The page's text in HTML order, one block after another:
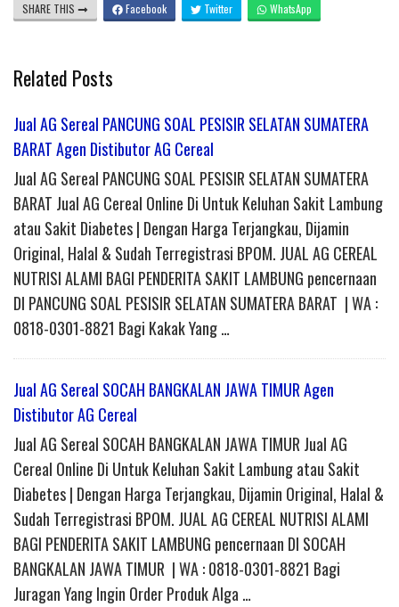
SHARE THIS Facebook Twitter WhatsApp
Related Posts
Jual AG Sereal PANCUNG SOAL PESISIR SELATAN SUMATERA
BARAT Agen Distibutor AG Cereal
Jual AG Sereal PANCUNG SOAL PESISIR SELATAN SUMATERA
BARAT Jual AG Cereal Online Di Untuk Keluhan Sakit Lambung
atau Sakit Diabetes | Dengan Harga Terjangkau, Dijamin
Original, Halal & Sudah Terregistrasi BPOM. JUAL AG CEREAL
NUTRISI ALAMI BAGI PENDERITA SAKIT LAMBUNG pencernaan
DI PANCUNG SOAL PESISIR SELATAN SUMATERA BARAT | WA :
0818-0301-8821 Bagi Kakak Yang …
Jual AG Sereal SOCAH BANGKALAN JAWA TIMUR Agen
Distibutor AG Cereal
Jual AG Sereal SOCAH BANGKALAN JAWA TIMUR Jual AG
Cereal Online Di Untuk Keluhan Sakit Lambung atau Sakit
Diabetes | Dengan Harga Terjangkau, Dijamin Original, Halal &
Sudah Terregistrasi BPOM. JUAL AG CEREAL NUTRISI ALAMI
BAGI PENDERITA SAKIT LAMBUNG pencernaan DI SOCAH
BANGKALAN JAWA TIMUR | WA : 0818-0301-8821 Bagi
Juragan Yang Ingin Order Produk Alga …